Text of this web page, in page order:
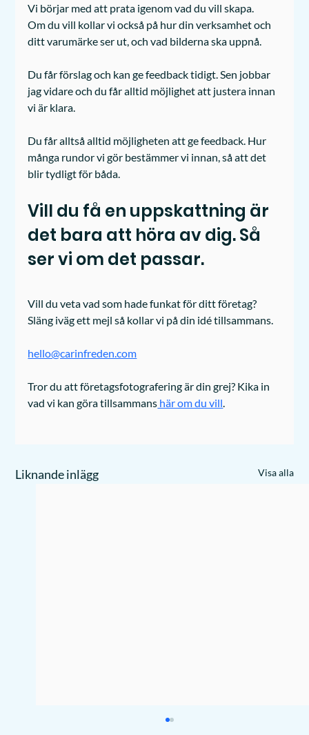
Vi börjar med att prata igenom vad du vill skapa.
Om du vill kollar vi också på hur din verksamhet och
ditt varumärke ser ut, och vad bilderna ska uppnå.
Du får förslag och kan ge feedback tidigt. Sen jobbar
jag vidare och du får alltid möjlighet att justera innan
vi är klara.
Du får alltså alltid möjligheten att ge feedback. Hur
många rundor vi gör bestämmer vi innan, så att det
blir tydligt för båda.
Vill du få en uppskattning är
det bara att höra av dig. Så
ser vi om det passar.
Vill du veta vad som hade funkat för ditt företag?
Släng iväg ett mejl så kollar vi på din idé tillsammans.
hello@carinfreden.com
Tror du att företagsfotografering är din grej? Kika in
vad vi kan göra tillsammans här om du vill.
Liknande inlägg Visa alla